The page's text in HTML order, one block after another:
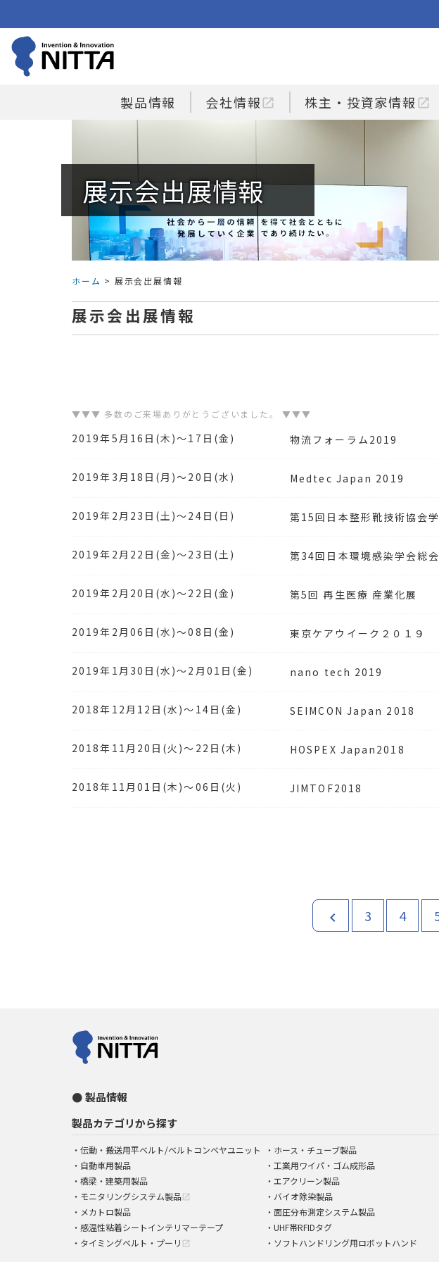
製品情報 会社情報 open_in_new 株主・投資家情報 open_in_new
展示会出展情報
ホーム > 展示会出展情報
展示会出展情報
▼▼▼ 多数のご来場ありがとうございました。 ▼▼▼
2019年5月16日(木)～17日(金) 物流フォーラム2019
2019年3月18日(月)～20日(水) Medtec Japan 2019
2019年2月23日(土)～24日(日) 第15回日本整形靴技術協会
2019年2月22日(金)～23日(土) 第34回日本環境感染学会総
2019年2月20日(水)～22日(金) 第5回 再生医療 産業化展
2019年2月06日(水)～08日(金) 東京ケアウイーク２０１９
2019年1月30日(水)～2月01日(金) nano tech 2019
2018年12月12日(水)～14日(金) SEIMCON Japan 2018
2018年11月20日(火)～22日(木) HOSPEX Japan2018
2018年11月01日(木)～06日(火) JIMTOF2018
chevron_left 3 4
製品情報
製品カテゴリから探す
伝動・搬送用平ベルト/ベルトコンベヤユニット
ホース・チューブ製品
自動車用製品
工業用ワイパ・ゴム成形品
橋梁・建築用製品
エアクリーン製品
モニタリングシステム製品 open_in_new
バイオ除染製品
メカトロ製品
面圧分布測定システム製品
感温性粘着シートインテリマーテープ
UHF帯RFIDタグ
タイミングベルト・プーリ open_in_new ソフトハンドリング用ロボットハンド